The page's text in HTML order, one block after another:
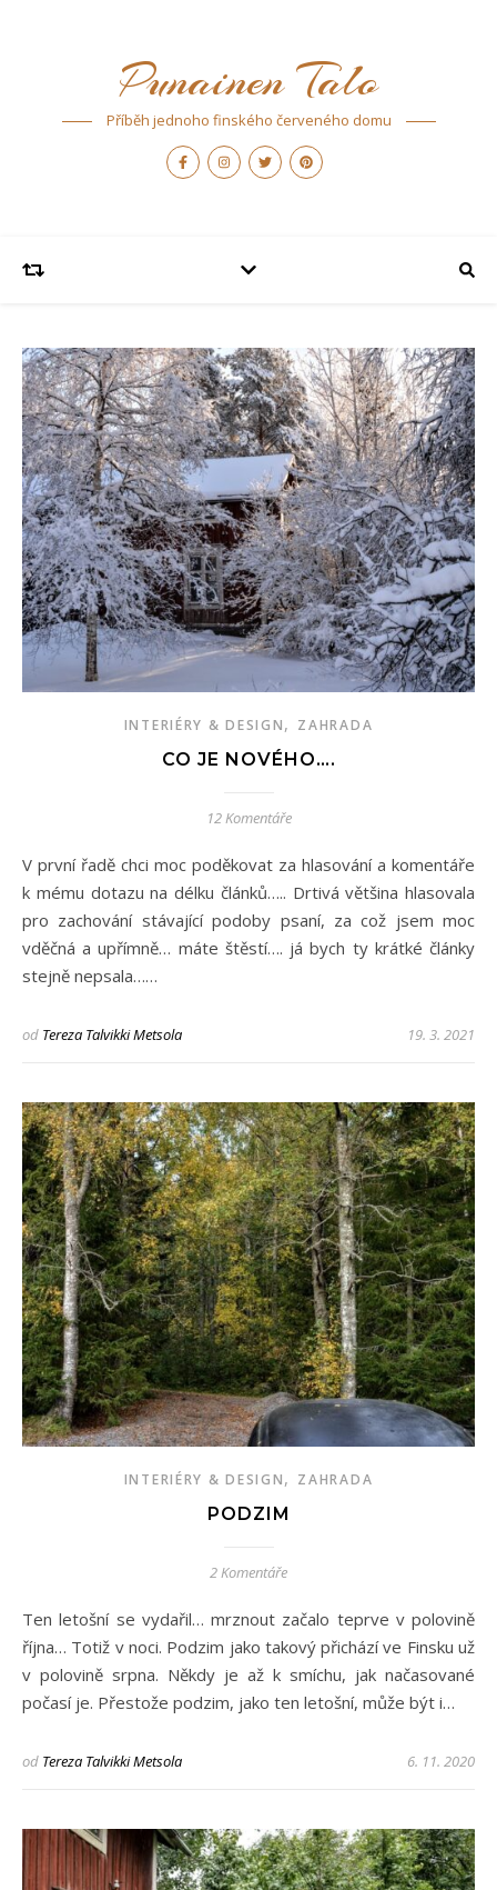
Punainen Talo
Příběh jednoho finského červeného domu
INTERIÉRY & DESIGN, ZAHRADA
CO JE NOVÉHO….
12 Komentáře
V první řadě chci moc poděkovat za hlasování a komentáře
k mému dotazu na délku článků….. Drtivá většina hlasovala
pro zachování stávající podoby psaní, za což jsem moc
vděčná a upřímně… máte štěstí…. já bych ty krátké články
stejně nepsala……
od Tereza Talvikki Metsola 19. 3. 2021
INTERIÉRY & DESIGN, ZAHRADA
PODZIM
2 Komentáře
Ten letošní se vydařil… mrznout začalo teprve v polovině
října… Totiž v noci. Podzim jako takový přichází ve Finsku už
v polovině srpna. Někdy je až k smíchu, jak načasované
počasí je. Přestože podzim, jako ten letošní, může být i…
od Tereza Talvikki Metsola 6. 11. 2020